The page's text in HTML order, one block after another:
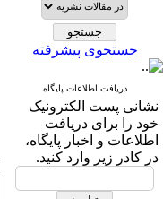
جستجوی پیشرفته
دریافت اطلاعات پایگاه
نشانی پست الکترونیک
خود را برای دریافت
اطلاعات و اخبار پایگاه،
در کادر زیر وارد کنید.